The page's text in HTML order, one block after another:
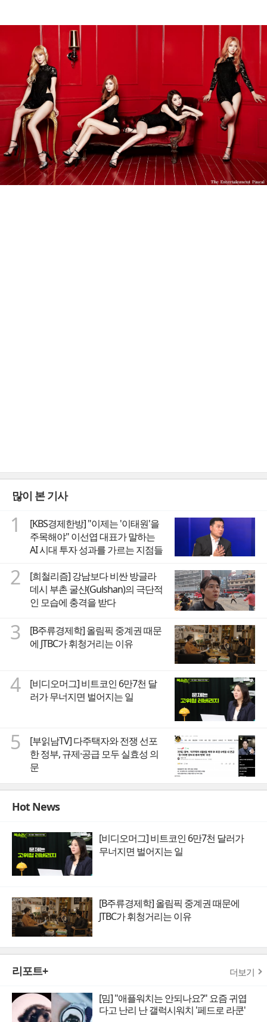
많이 본 기사
1
[KBS경제한방] "이제는 '이태원'을
주목해야" 이선엽 대표가 말하는
AI 시대 투자 성과를 가르는 지점들
2
[희철리즘] 강남보다 비싼 방글라
데시 부촌 굴샨(Gulshan)의 극단적
인 모습에 충격을 받다
3
[B주류경제학] 올림픽 중계권 때문
에 JTBC가 휘청거리는 이유
4
[비디오머그] 비트코인 6만7천 달
러가 무너지면 벌어지는 일
5
[부읽남TV] 다주택자와 전쟁 선포
한 정부, 규제·공급 모두 실효성 의
문
Hot News
[비디오머그] 비트코인 6만7천 달러가
무너지면 벌어지는 일
[B주류경제학] 올림픽 중계권 때문에
JTBC가 휘청거리는 이유
리포트+ 더보기
[밈] "애플워치는 안되나요?" 요즘 귀엽
다고 난리 난 갤럭시워치 '페드로 라쿤'